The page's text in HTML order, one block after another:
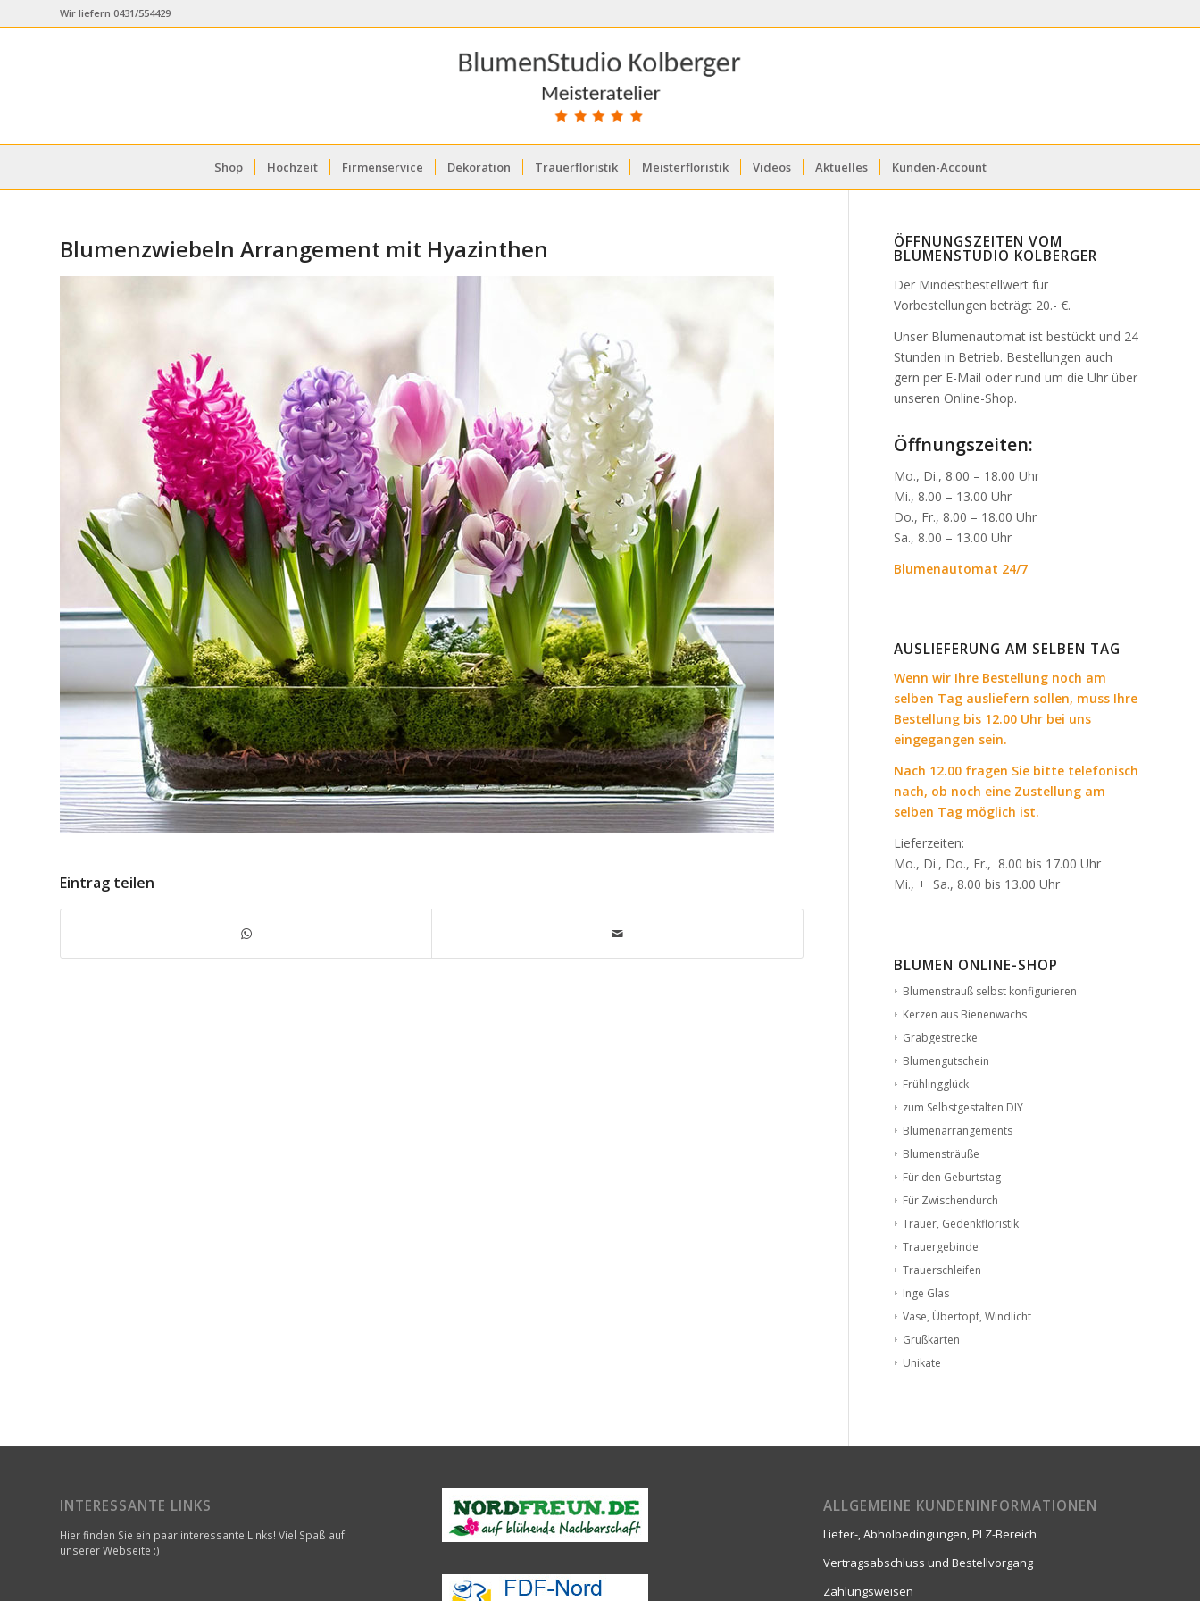
Wir liefern 0431/554429
Shop Hochzeit Firmenservice Dekoration Trauerfloristik Meisterfloristik Videos Aktuelles Kunden-Account
Blumenzwiebeln Arrangement mit Hyazinthen
Eintrag teilen
ÖFFNUNGSZEITEN VOM
BLUMENSTUDIO KOLBERGER
Der Mindestbestellwert für
Vorbestellungen beträgt 20.- €.
Unser Blumenautomat ist bestückt und 24
Stunden in Betrieb. Bestellungen auch
gern per E-Mail oder rund um die Uhr über
unseren Online-Shop.
Öffnungszeiten:
Mo., Di., 8.00 – 18.00 Uhr
Mi., 8.00 – 13.00 Uhr
Do., Fr., 8.00 – 18.00 Uhr
Sa., 8.00 – 13.00 Uhr
Blumenautomat 24/7
AUSLIEFERUNG AM SELBEN TAG
Wenn wir Ihre Bestellung noch am
selben Tag ausliefern sollen, muss Ihre
Bestellung bis 12.00 Uhr bei uns
eingegangen sein.
Nach 12.00 fragen Sie bitte telefonisch
nach, ob noch eine Zustellung am
selben Tag möglich ist.
Lieferzeiten:
Mo., Di., Do., Fr., 8.00 bis 17.00 Uhr
Mi., + Sa., 8.00 bis 13.00 Uhr
BLUMEN ONLINE-SHOP
Blumenstrauß selbst konfigurieren
Kerzen aus Bienenwachs
Grabgestrecke
Blumengutschein
Frühlingglück
zum Selbstgestalten DIY
Blumenarrangements
Blumensträuße
Für den Geburtstag
Für Zwischendurch
Trauer, Gedenkfloristik
Trauergebinde
Trauerschleifen
Inge Glas
Vase, Übertopf, Windlicht
Grußkarten
Unikate
INTERESSANTE LINKS
Hier finden Sie ein paar interessante Links! Viel Spaß auf
unserer Webseite :)
ALLGEMEINE KUNDENINFORMATIONEN
Liefer-, Abholbedingungen, PLZ-Bereich
Vertragsabschluss und Bestellvorgang
Zahlungsweisen